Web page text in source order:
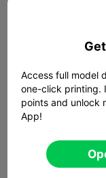
реремотал и
возможность.
136.22MB
Access full model
one-click printing.
points and unlock
App!